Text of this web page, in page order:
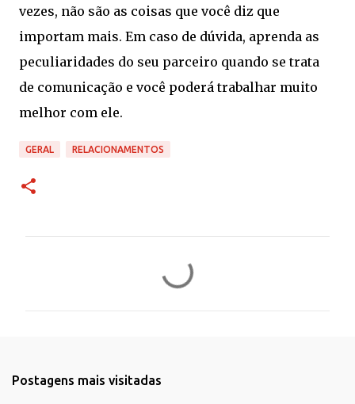
vezes, não são as coisas que você diz que
importam mais. Em caso de dúvida, aprenda as
peculiaridades do seu parceiro quando se trata
de comunicação e você poderá trabalhar muito
melhor com ele.
GERAL RELACIONAMENTOS
Postagens mais visitadas